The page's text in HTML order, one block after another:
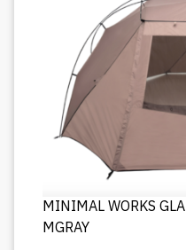
MINIMAL WORKS
MGRAY